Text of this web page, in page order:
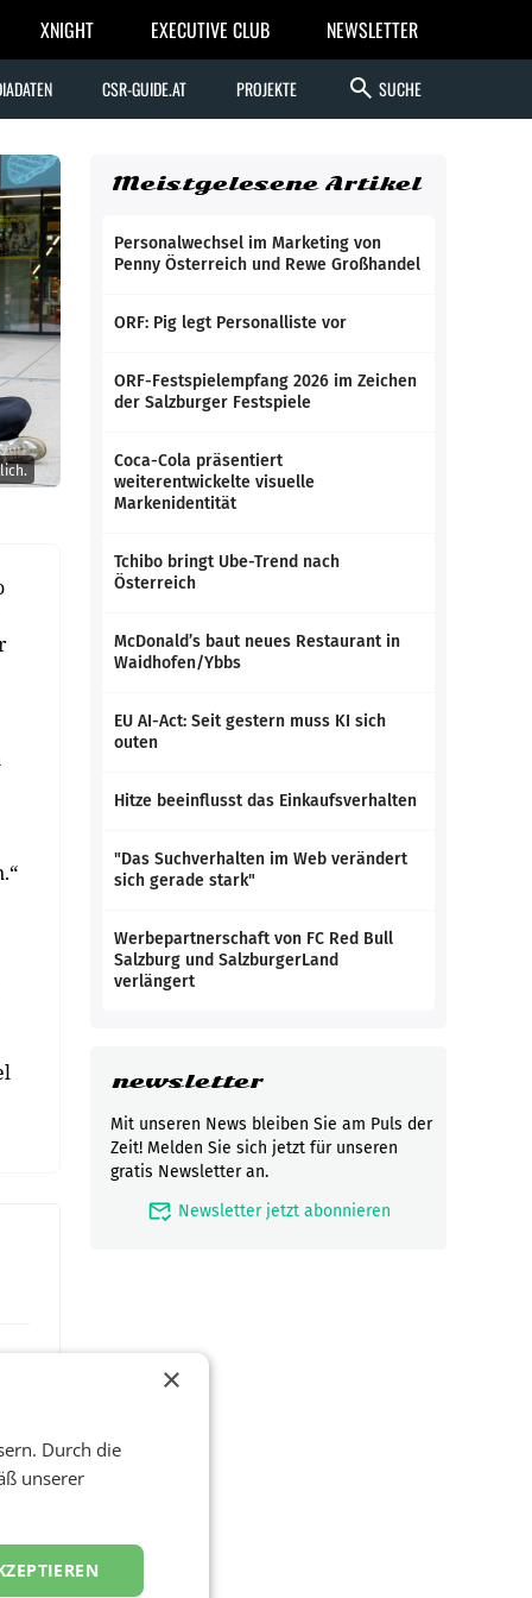
XNIGHT EXECUTIVE CLUB NEWSLETTER
CSR-GUIDE.AT PROJEKTE search SUCHE
Meistgelesene Artikel
Personalwechsel im Marketing von
Penny Österreich und Rewe Großhandel
ORF: Pig legt Personalliste vor
ORF-Festspielempfang 2026 im Zeichen
der Salzburger Festspiele
Coca-Cola präsentiert
weiterentwickelte visuelle
Markenidentität
Tchibo bringt Ube-Trend nach
Österreich
McDonald’s baut neues Restaurant in
Waidhofen/Ybbs
EU AI-Act: Seit gestern muss KI sich
outen
Hitze beeinflusst das Einkaufsverhalten
"Das Suchverhalten im Web verändert
sich gerade stark"
Werbepartnerschaft von FC Red Bull
Salzburg und SalzburgerLand
verlängert
newsletter
Mit unseren News bleiben Sie am Puls der
Zeit! Melden Sie sich jetzt für unseren
gratis Newsletter an.
mark_email_read Newsletter jetzt abonnieren
×
Durch die
unserer